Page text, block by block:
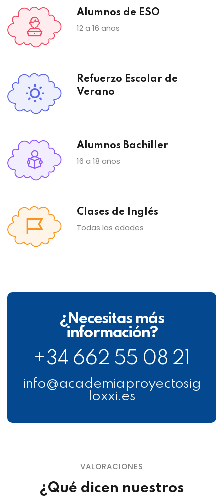
Alumnos de ESO
12 a 16 años
Refuerzo Escolar de
Verano
Alumnos Bachiller
16 a 18 años
Clases de Inglés
Todas las edades
¿Necesitas más
información?
+34 662 55 08 21
info@academiaproyectosig
loxxi.es
VALORACIONES
¿Qué dicen nuestros